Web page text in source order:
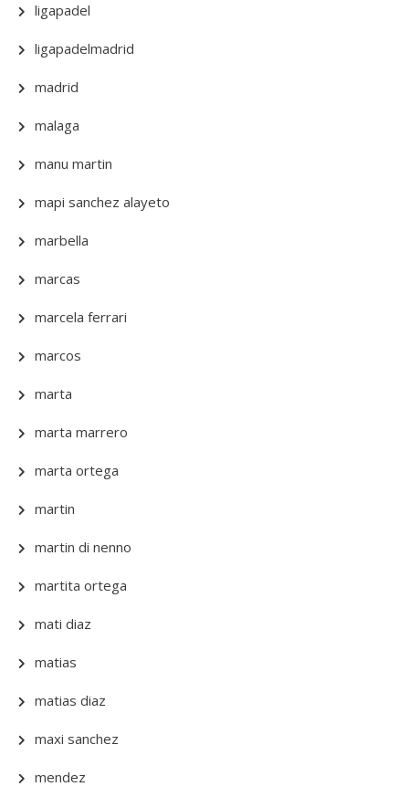
ligapadel
ligapadelmadrid
madrid
malaga
manu martin
mapi sanchez alayeto
marbella
marcas
marcela ferrari
marcos
marta
marta marrero
marta ortega
martin
martin di nenno
martita ortega
mati diaz
matias
matias diaz
maxi sanchez
mendez